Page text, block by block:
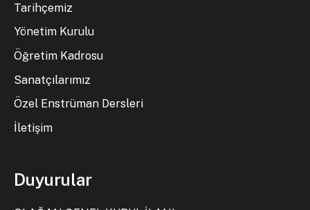
Tarihçemiz
Yönetim Kurulu
Öğretim Kadrosu
Sanatçılarımız
Özel Enstrüman Dersleri
İletişim
Duyurular